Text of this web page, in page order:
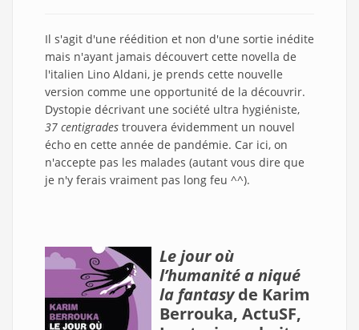
Il s'agit d'une réédition et non d'une sortie inédite
mais n'ayant jamais découvert cette novella de
l'italien Lino Aldani, je prends cette nouvelle
version comme une opportunité de la découvrir.
Dystopie décrivant une société ultra hygiéniste,
37 centigrades trouvera évidemment un nouvel
écho en cette année de pandémie. Car ici, on
n'accepte pas les malades (autant vous dire que
je n'y ferais vraiment pas long feu ^^).
Le jour où
l’humanité a niqué
la fantasy de Karim
Berrouka, ActuSF,